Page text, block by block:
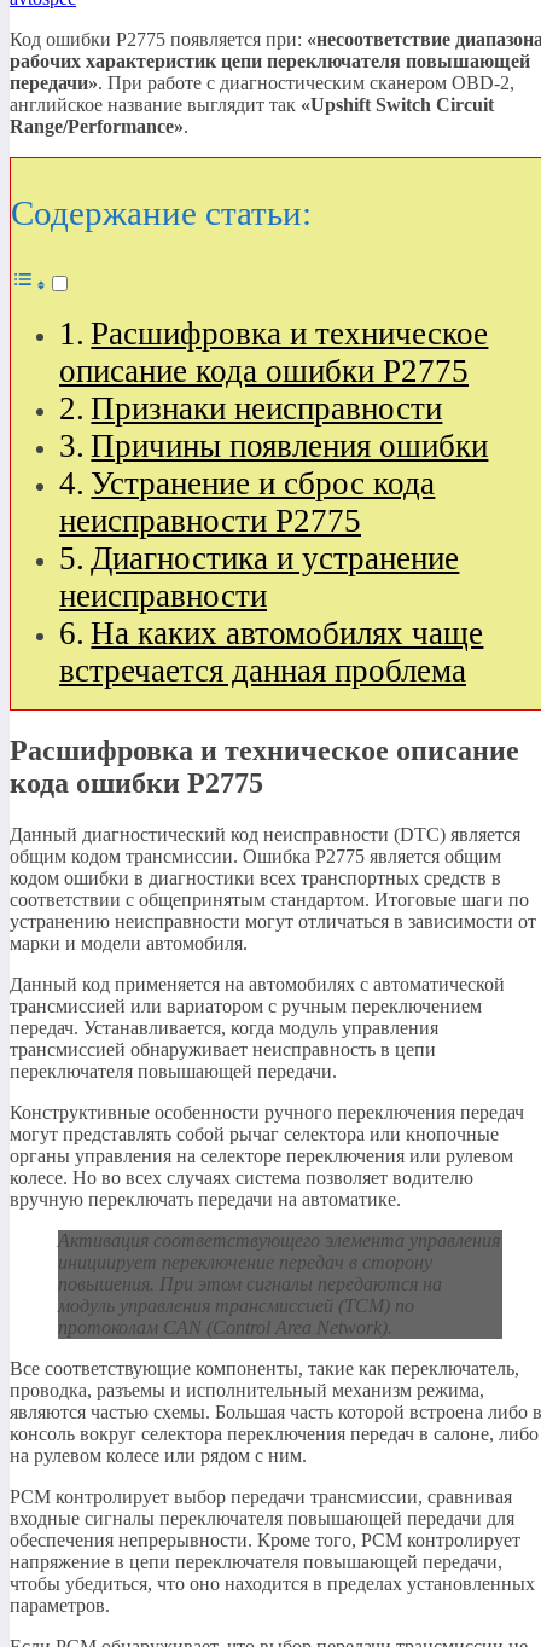
Код ошибки P2775 появляется при: «несоответствие
рабочих характеристик цепи переключателя повышающей
передачи». При работе с диагностическим сканером OBD-2,
английское название выглядит так «Upshift Switch Circuit
Range/Performance».
Содержание статьи:
Расшифровка и техническое
описание кода ошибки P2775
Признаки неисправности
Причины появления ошибки
Устранение и сброс кода
неисправности P2775
Диагностика и устранение
неисправности
На каких автомобилях чаще
встречается данная проблема
Расшифровка и техническое описание
кода ошибки P2775
Данный диагностический код неисправности (DTC) является
общим кодом трансмиссии. Ошибка P2775 является общим
кодом ошибки в диагностики всех транспортных средств в
соответствии с общепринятым стандартом. Итоговые шаги по
устранению неисправности могут отличаться в зависимости от
марки и модели автомобиля.
Данный код применяется на автомобилях с автоматической
трансмиссией или вариатором с ручным переключением
передач. Устанавливается, когда модуль управления
трансмиссией обнаруживает неисправность в цепи
переключателя повышающей передачи.
Конструктивные особенности ручного переключения передач
могут представлять собой рычаг селектора или кнопочные
органы управления на селекторе переключения или рулевом
колесе. Но во всех случаях система позволяет водителю
вручную переключать передачи на автоматике.
Активация соответствующего элемента управления
инициирует переключение передач в сторону
повышения. При этом сигналы передаются на
модуль управления трансмиссией (TCM) по
протоколам CAN (Control Area Network).
Все соответствующие компоненты, такие как переключатель,
проводка, разъемы и исполнительный механизм режима,
являются частью схемы. Большая часть которой встроена либо в
консоль вокруг селектора переключения передач в салоне, либо
на рулевом колесе или рядом с ним.
PCM контролирует выбор передачи трансмиссии, сравнивая
входные сигналы переключателя повышающей передачи для
обеспечения непрерывности. Кроме того, PCM контролирует
напряжение в цепи переключателя повышающей передачи,
чтобы убедиться, что оно находится в пределах установленных
параметров.